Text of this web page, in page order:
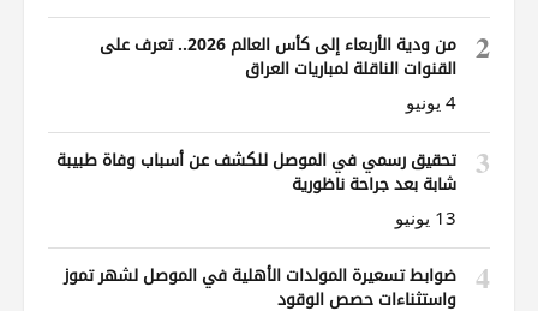
2
من ودية الأربعاء إلى كأس العالم 2026.. تعرف على
القنوات الناقلة لمباريات العراق
4 يونيو
3
تحقيق رسمي في الموصل للكشف عن أسباب وفاة طبيبة
شابة بعد جراحة ناظورية
13 يونيو
4
ضوابط تسعيرة المولدات الأهلية في الموصل لشهر تموز
واستثناءات حصص الوقود